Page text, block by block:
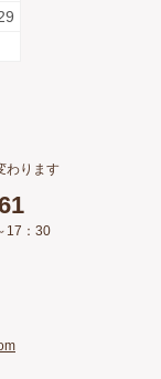
わります
17：30